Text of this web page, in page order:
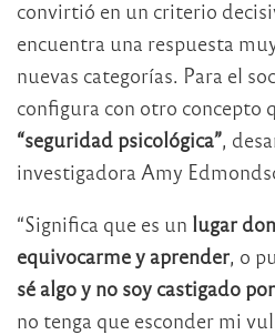
convirtió en un criterio
encuentra una respuesta
nuevas categorías. Para el
configura con otro concepto
“seguridad psicológica”,
investigadora Amy
“Significa que es un lugar
equivocarme y aprender, o
sé algo y no soy castigado
no tenga que esconder mi